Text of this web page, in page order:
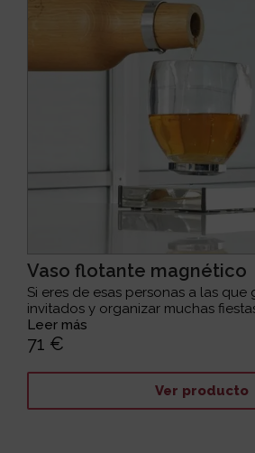
Vaso flotante magnético
Si eres de esas personas a las que
invitados y organizar muchas
Leer más
71 €
Ver producto